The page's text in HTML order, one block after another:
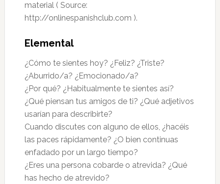
material ( Source:
http://onlinespanishclub.com ).
Elemental
¿Cómo te sientes hoy? ¿Feliz? ¿Triste?
¿Aburrido/a? ¿Emocionado/a?
¿Por qué? ¿Habitualmente te sientes así?
¿Qué piensan tus amigos de ti? ¿Qué adjetivos
usarían para describirte?
Cuando discutes con alguno de ellos, ¿hacéis
las paces rápidamente? ¿O bien continuas
enfadado por un largo tiempo?
¿Eres una persona cobarde o atrevida? ¿Qué
has hecho de atrevido?